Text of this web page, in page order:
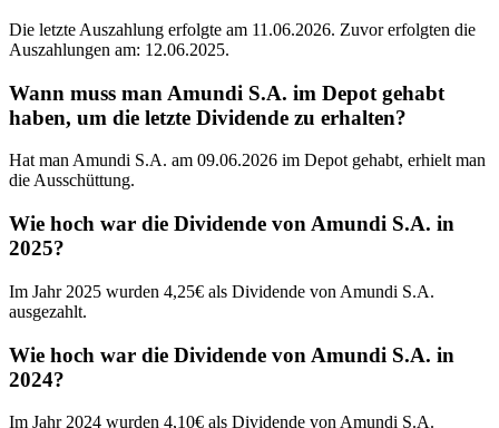
Die letzte Auszahlung erfolgte am 11.06.2026. Zuvor erfolgten die
Auszahlungen am: 12.06.2025.
Wann muss man Amundi S.A. im Depot gehabt
haben, um die letzte Dividende zu erhalten?
Hat man Amundi S.A. am 09.06.2026 im Depot gehabt, erhielt man
die Ausschüttung.
Wie hoch war die Dividende von Amundi S.A. in
2025?
Im Jahr 2025 wurden 4,25€ als Dividende von Amundi S.A.
ausgezahlt.
Wie hoch war die Dividende von Amundi S.A. in
2024?
Im Jahr 2024 wurden 4,10€ als Dividende von Amundi S.A.